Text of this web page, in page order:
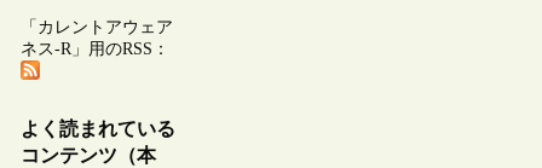
「カレントアウェア
ネス-R」用のRSS：
よく読まれている
コンテンツ（本